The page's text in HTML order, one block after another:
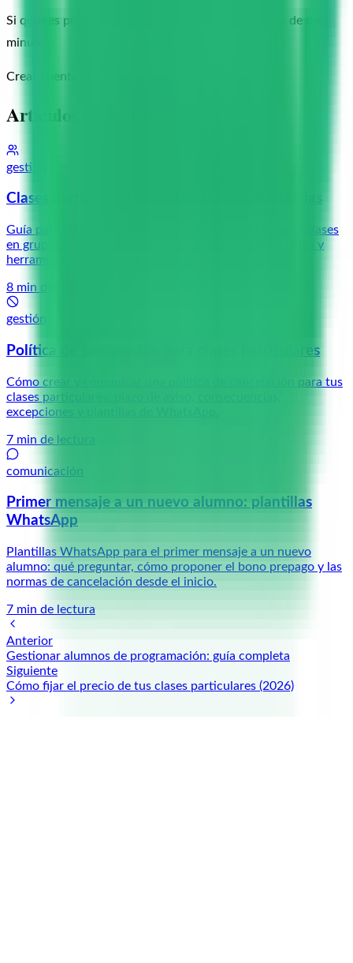
Si quieres probarlo, crea tu cuenta gratis en menos de un
minuto
Crear cuenta gratis
Artículos relacionados
gestión
Clases particulares grupales: cómo organizarlas
Guía para profesores particulares que quieren ofrecer clases
en grupo: cuántos alumnos, precio por alumno, logística y
herramientas de gestión.
8 min de lectura
gestión
Política de cancelación para clases particulares
Cómo crear y comunicar una política de cancelación para tus
clases particulares: plazo de aviso, consecuencias,
excepciones y plantillas de WhatsApp.
7 min de lectura
comunicación
Primer mensaje a un nuevo alumno: plantillas
WhatsApp
Plantillas WhatsApp para el primer mensaje a un nuevo
alumno: qué preguntar, cómo proponer el bono prepago y las
normas de cancelación desde el inicio.
7 min de lectura
Anterior
Gestionar alumnos de programación: guía completa
Siguiente
Cómo fijar el precio de tus clases particulares (2026)